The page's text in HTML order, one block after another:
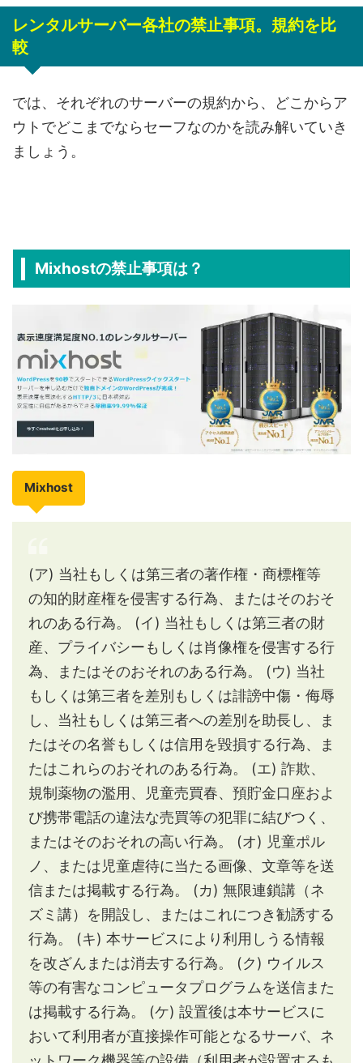
レンタルサーバー各社の禁止事項。規約を比
較
では、それぞれのサーバーの規約から、どこからア
ウトでどこまでならセーフなのかを読み解いていき
ましょう。
Mixhostの禁止事項は？
Mixhost
(ア) 当社もしくは第三者の著作権・商標権等
の知的財産権を侵害する行為、またはそのおそ
れのある行為。
(イ) 当社もしくは第三者の財
産、プライバシーもしくは肖像権を侵害する行
為、またはそのおそれのある行為。
(ウ) 当社
もしくは第三者を差別もしくは誹謗中傷・侮辱
し、当社もしくは第三者への差別を助長し、ま
たはその名誉もしくは信用を毀損する行為、ま
たはこれらのおそれのある行為。
(エ) 詐欺、
規制薬物の濫用、児童売買春、預貯金口座およ
び携帯電話の違法な売買等の犯罪に結びつく、
またはそのおそれの高い行為。
(オ) 児童ポル
ノ、または児童虐待に当たる画像、文章等を送
信または掲載する行為。
(カ) 無限連鎖講（ネ
ズミ講）を開設し、またはこれにつき勧誘する
行為。
(キ) 本サービスにより利用しうる情報
を改ざんまたは消去する行為。
(ク) ウイルス
等の有害なコンピュータプログラムを送信また
は掲載する行為。
(ケ) 設置後は本サービスに
おいて利用者が直接操作可能となるサーバ、ネ